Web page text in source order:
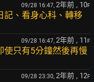
09/28 16:47, 2年前 , 10F
記、看身心科、轉移
09/28 16:47, 2年前 , 11 F
使只有5分鐘然後再慢
09/28 23:30, 2年前 , 12F